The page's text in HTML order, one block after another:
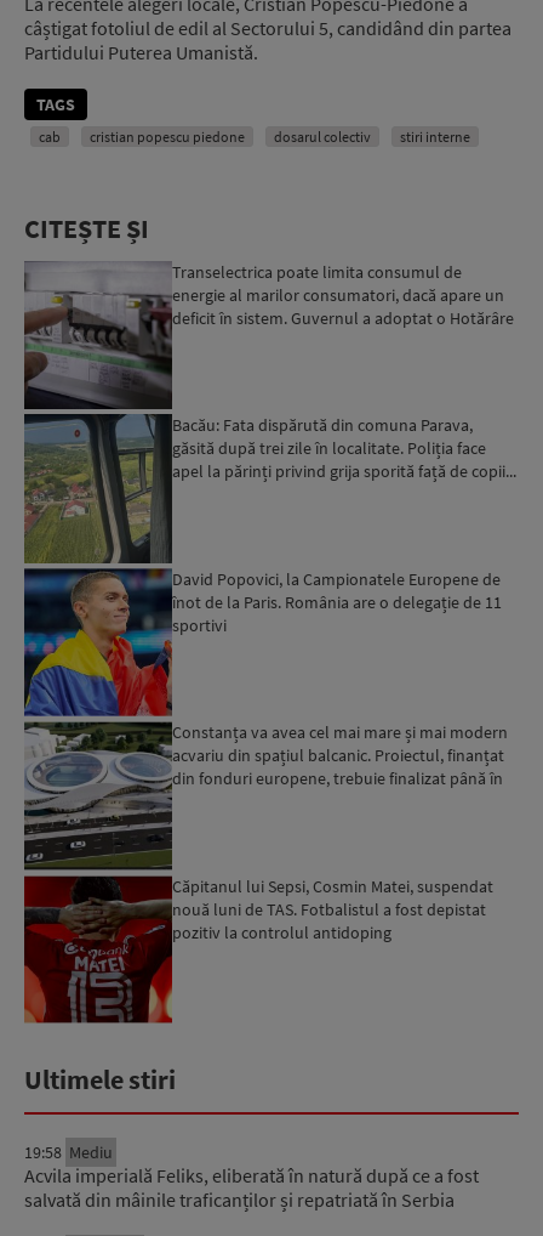
câștigat fotoliul de edil al Sectorului 5, candidând din partea
Partidului Puterea Umanistă.
TAGS
cab cristian popescu piedone dosarul colectiv stiri interne
CITEȘTE ȘI
Transelectrica poate limita consumul de
energie al marilor consumatori, dacă apare un
deficit în sistem. Guvernul a adoptat o Hotărâre
Bacău: Fata dispărută din comuna Parava,
găsită după trei zile în localitate. Poliția face
apel la părinți privind grija sporită față de copii...
David Popovici, la Campionatele Europene de
înot de la Paris. România are o delegație de 11
sportivi
Constanța va avea cel mai mare și mai modern
acvariu din spațiul balcanic. Proiectul, finanțat
din fonduri europene, trebuie finalizat până în
Căpitanul lui Sepsi, Cosmin Matei, suspendat
nouă luni de TAS. Fotbalistul a fost depistat
pozitiv la controlul antidoping
Ultimele stiri
19:58 Mediu
Acvila imperială Feliks, eliberată în natură după ce a fost
salvată din mâinile traficanților și repatriată în Serbia